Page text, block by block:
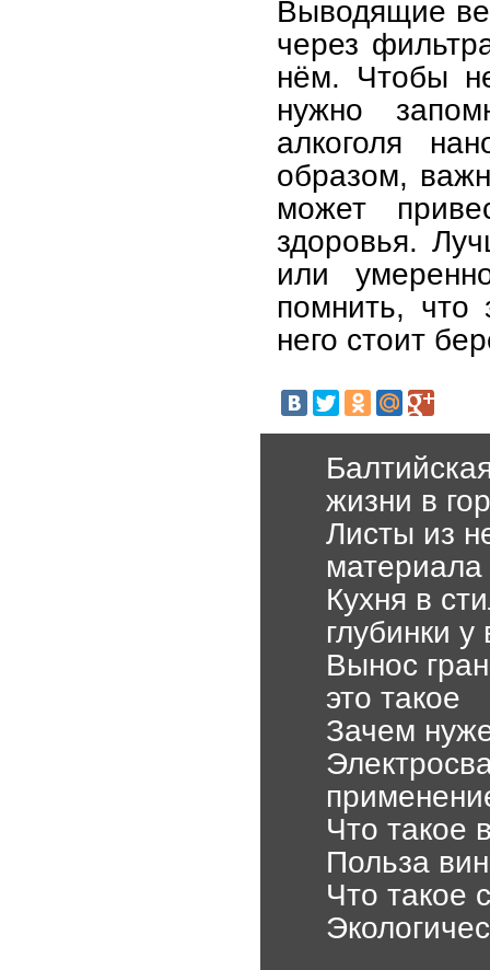
Выводящие
через
нём. Чтобы
нужно
алкоголя
образом,
может
здоровья.
или
помнить, что
него стоит
жизни в
Листы из
материала
Кухня в
глубинки
Вынос
это такое
Зачем
Что такое
Польза
Что такое